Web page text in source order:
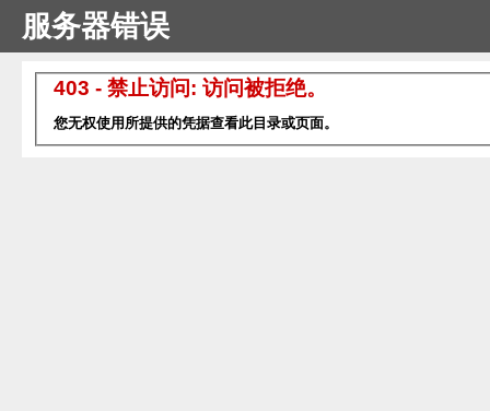
服务器错误
403 - 禁止访问: 访问被拒绝。
您无权使用所提供的凭据查看此目录或页面。